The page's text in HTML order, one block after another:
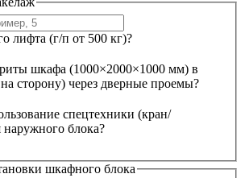
лифта (г/п от 500 кг)?
шкафа (1000×2000×1000 мм) в
сторону) через дверные проемы?
спецтехники (кран/
блока?
шкафного блока